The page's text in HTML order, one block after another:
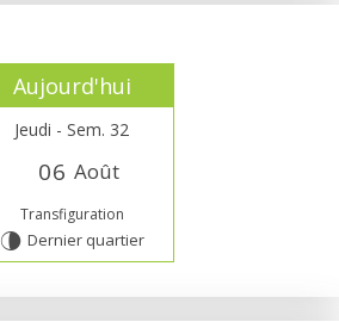
Aujourd'hui
Jeudi - Sem. 32
06 Août
Transfiguration
U Dernier quartier